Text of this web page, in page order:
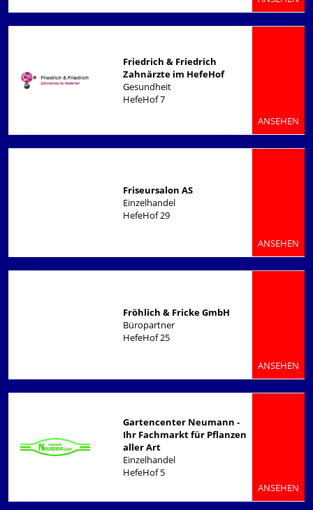
Friedrich & Friedrich
Zahnärzte im HefeHof
Gesundheit
HefeHof 7
ANSEHEN
Friseursalon AS
Einzelhandel
HefeHof 29
ANSEHEN
Fröhlich & Fricke GmbH
Büropartner
HefeHof 25
ANSEHEN
Gartencenter Neumann -
Ihr Fachmarkt für Pflanzen
aller Art
Einzelhandel
HefeHof 5
ANSEHEN